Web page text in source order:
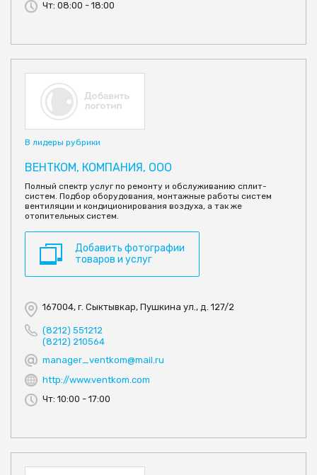
Чт: 08:00 - 18:00
В лидеры рубрики
ВЕНТКОМ, КОМПАНИЯ, ООО
Полный спектр услуг по ремонту и обслуживанию сплит-
систем. Подбор оборудования, монтажные работы систем
вентиляции и кондиционирования воздуха, а так же
отопительных систем.
Добавить фотографии
товаров и услуг
167004, г. Сыктывкар, Пушкина ул., д. 127/2
(8212) 551212
(8212) 210564
manager_ventkom@mail.ru
http://www.ventkom.com
Чт: 10:00 - 17:00